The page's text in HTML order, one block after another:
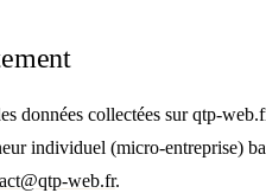
données collectées sur qtp-
individuel (micro-entreprise)
web.fr.